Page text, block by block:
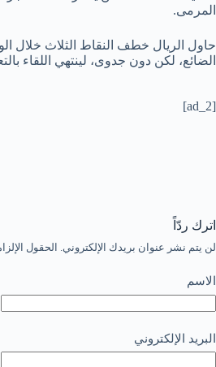
المرمى.
حاول الريال خطف النقاط الثلاث خلال
الضائع، لكن دون جدوى، لينتهي اللقاء
[ad_2]
اترك ردّاً
لن يتم نشر عنوان بريدك الإلكتروني. الحقول
الاسم
البريد الإلكتروني